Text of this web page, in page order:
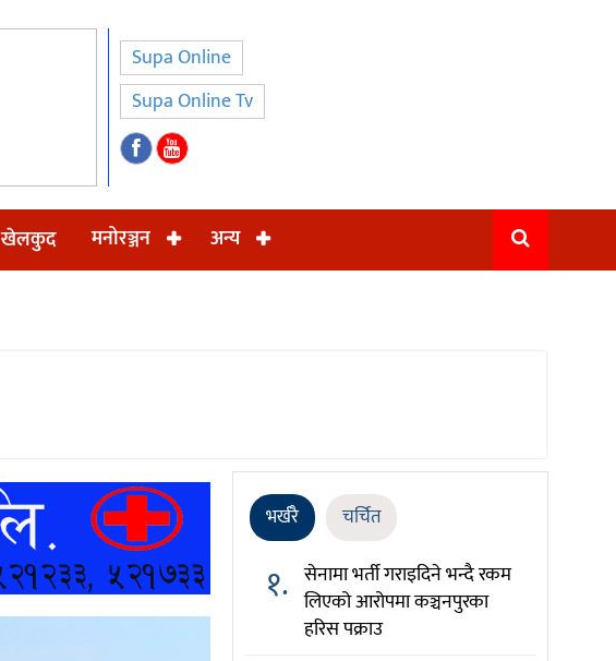
Supa Online
Supa Online Tv
खेलकुद मनोरञ्जन अन्य
भर्खरै चर्चित
१. सेनामा भर्ती गराइदिने भन्दै रकम
लिएको आरोपमा कञ्चनपुरका
हरिस पक्राउ